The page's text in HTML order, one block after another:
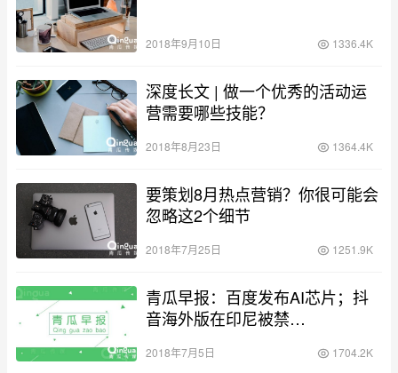
2018年9月10日 1336.4K
深度长文 | 做一个优秀的活动运
营需要哪些技能？
2018年8月23日 1364.4K
要策划8月热点营销？你很可能会
忽略这2个细节
2018年7月25日 1251.9K
青瓜早报：百度发布AI芯片；抖
音海外版在印尼被禁…
2018年7月5日 1704.2K